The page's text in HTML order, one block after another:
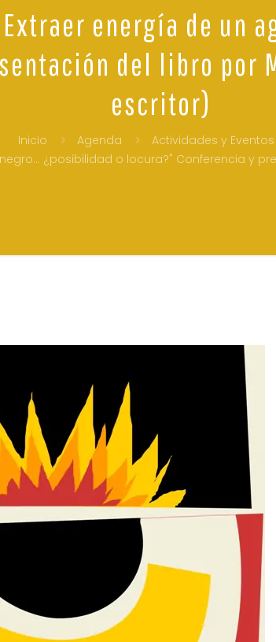
energía de un
del libro por
escritor)
Inicio Agenda
Actividades y Eventos
¿posibilidad o locura?" Conferencia y